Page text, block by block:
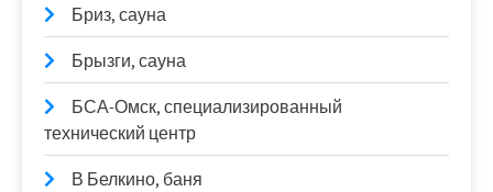
Бриз, сауна
Брызги, сауна
БСА-Омск, специализированный
технический центр
В Белкино, баня